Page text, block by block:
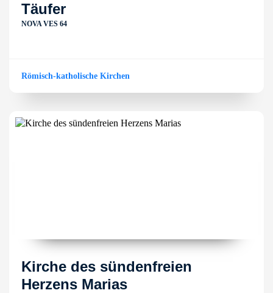
Täufer
NOVA VES 64
Römisch-katholische Kirchen
Kirche des sündenfreien
Herzens Marias